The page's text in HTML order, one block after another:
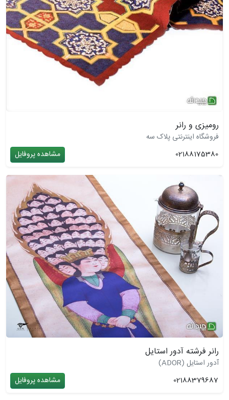
رومیزی و رانر
فروشگاه اینترنتی پلاک سه
02188175380
مشاهده پروفایل
رانر فرشته آدور استایل
آدور استایل (ADOR)
02188379687
مشاهده پروفایل